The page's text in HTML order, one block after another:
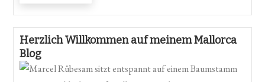
Herzlich Willkommen auf meinem Mallorca
Blog